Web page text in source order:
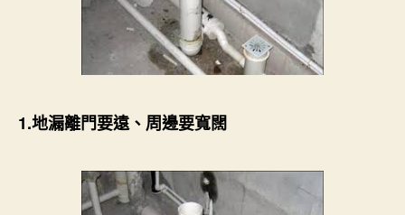
1.地漏離門要遠、周邊要寬闊